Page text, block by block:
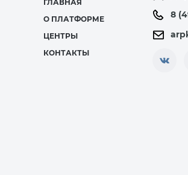
ГЛАВНАЯ
О ПЛАТФОРМЕ
ЦЕНТРЫ
КОНТАКТЫ
8